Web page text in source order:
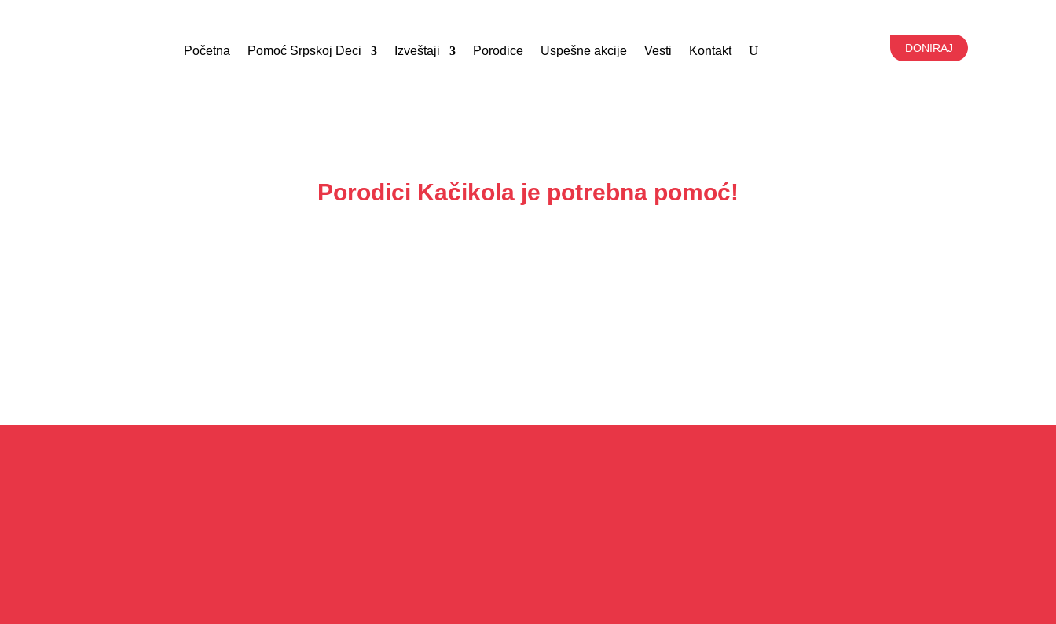
Početna Pomoć Srpskoj Deci Izveštaji Porodice Uspešne akcije Vesti Kontakt DONIRAJ
Porodici Kačikola je potrebna pomoć!